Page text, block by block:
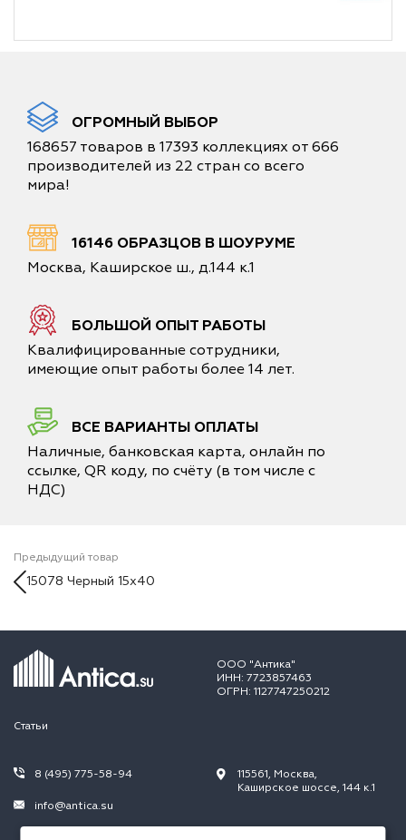
ОГРОМНЫЙ ВЫБОР
168657 товаров в 17393 коллекциях от 666
производителей из 22 стран со всего
мира!
16146 ОБРАЗЦОВ В ШОУРУМЕ
Москва, Каширское ш., д.144 к.1
БОЛЬШОЙ ОПЫТ РАБОТЫ
Квалифицированные сотрудники,
имеющие опыт работы более 14 лет.
ВСЕ ВАРИАНТЫ ОПЛАТЫ
Наличные, банковская карта, онлайн по
ссылке, QR коду, по счёту (в том числе с
НДС)
Предыдущий товар
15078 Черный 15х40
ООО "Антика"
ИНН: 7723857463
ОГРН: 1127747250212
Статьи
8 (495) 775-58-94
info@antica.su
115561, Москва,
Каширское шоссе, 144 к.1